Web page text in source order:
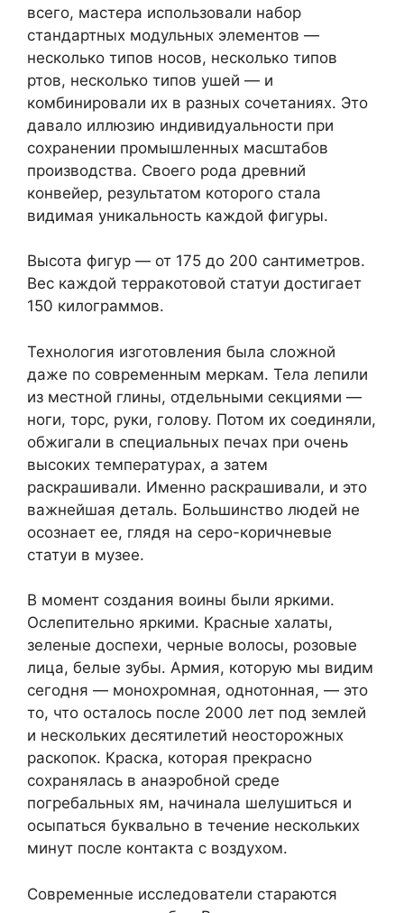
всего, мастера использовали набор
стандартных модульных элементов —
несколько типов носов, несколько типов
ртов, несколько типов ушей — и
комбинировали их в разных сочетаниях. Это
давало иллюзию индивидуальности при
сохранении промышленных масштабов
производства. Своего рода древний
конвейер, результатом которого стала
видимая уникальность каждой фигуры.
Высота фигур — от 175 до 200 сантиметров.
Вес каждой терракотовой статуи достигает
150 килограммов.
Технология изготовления была сложной
даже по современным меркам. Тела лепили
из местной глины, отдельными секциями —
ноги, торс, руки, голову. Потом их соединяли,
обжигали в специальных печах при очень
высоких температурах, а затем
раскрашивали. Именно раскрашивали, и это
важнейшая деталь. Большинство людей не
осознает ее, глядя на серо-коричневые
статуи в музее.
В момент создания воины были яркими.
Ослепительно яркими. Красные халаты,
зеленые доспехи, черные волосы, розовые
лица, белые зубы. Армия, которую мы видим
сегодня — монохромная, однотонная, — это
то, что осталось после 2000 лет под землей
и нескольких десятилетий неосторожных
раскопок. Краска, которая прекрасно
сохранялась в анаэробной среде
погребальных ям, начинала шелушиться и
осыпаться буквально в течение нескольких
минут после контакта с воздухом.
Современные исследователи стараются